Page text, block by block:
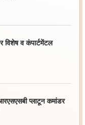
व कंपार्टमेंटल
प्लाटून कमांडर